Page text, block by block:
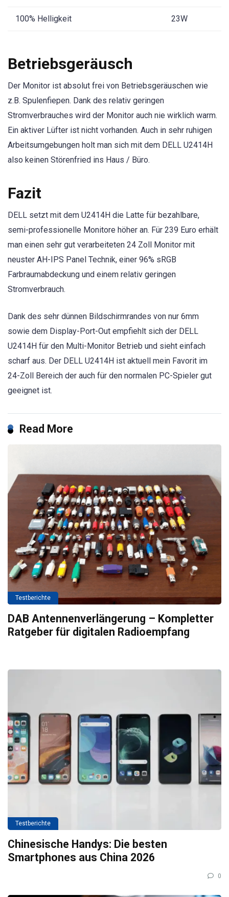
100% Helligkeit 23W
Betriebsgeräusch
Der Monitor ist absolut frei von Betriebsgeräuschen wie
z.B. Spulenfiepen. Dank des relativ geringen
Stromverbrauches wird der Monitor auch nie wirklich warm.
Ein aktiver Lüfter ist nicht vorhanden. Auch in sehr ruhigen
Arbeitsumgebungen holt man sich mit dem DELL U2414H
also keinen Störenfried ins Haus / Büro.
Fazit
DELL setzt mit dem U2414H die Latte für bezahlbare,
semi-professionelle Monitore höher an. Für 239 Euro erhält
man einen sehr gut verarbeiteten 24 Zoll Monitor mit
neuster AH-IPS Panel Technik, einer 96% sRGB
Farbraumabdeckung und einem relativ geringen
Stromverbrauch.
Dank des sehr dünnen Bildschirmrandes von nur 6mm
sowie dem Display-Port-Out empfiehlt sich der DELL
U2414H für den Multi-Monitor Betrieb und sieht einfach
scharf aus. Der DELL U2414H ist aktuell mein Favorit im
24-Zoll Bereich der auch für den normalen PC-Spieler gut
geeignet ist.
Read More
Testberichte
DAB Antennenverlängerung – Kompletter
Ratgeber für digitalen Radioempfang
Testberichte
Chinesische Handys: Die besten
Smartphones aus China 2026
0